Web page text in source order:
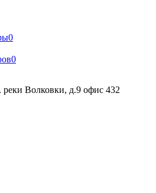
0
0
реки Волковки, д.9 офис 432